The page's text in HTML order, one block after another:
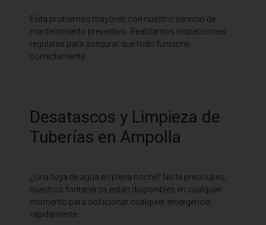
Evita problemas mayores con nuestro servicio de
mantenimiento preventivo. Realizamos inspecciones
regulares para asegurar que todo funcione
correctamente.
Desatascos y Limpieza de
Tuberías en Ampolla
¿Una fuga de agua en plena noche? No te preocupes,
nuestros fontaneros están disponibles en cualquier
momento para solucionar cualquier emergencia
rápidamente.